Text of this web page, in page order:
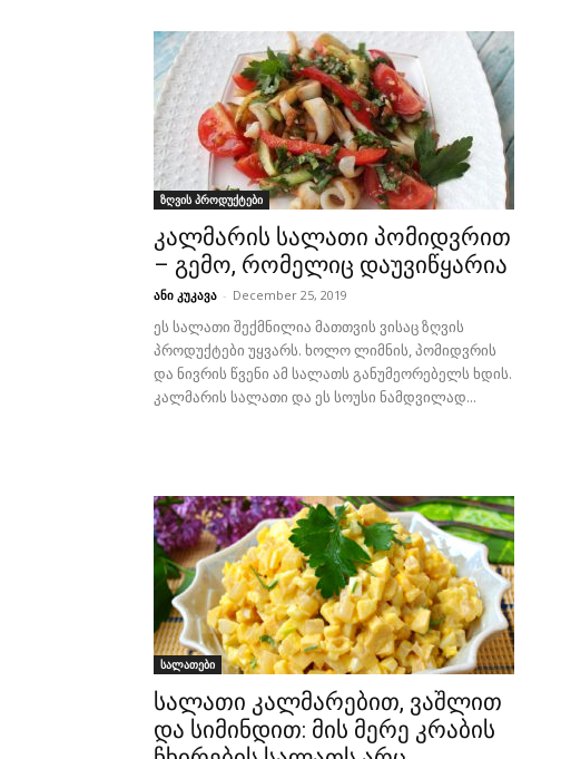
ზღვის პროდუქტები
კალმარის სალათი პომიდვრით
– გემო, რომელიც დაუვიწყარია
ანი კუკავა - December 25, 2019
ეს სალათი შექმნილია მათთვის ვისაც ზღვის
პროდუქტები უყვარს. ხოლო ლიმნის, პომიდვრის
და ნივრის წვენი ამ სალათს განუმეორებელს ხდის.
კალმარის სალათი და ეს სოუსი ნამდვილად...
სალათები
სალათი კალმარებით, ვაშლით
და სიმინდით: მის მერე კრაბის